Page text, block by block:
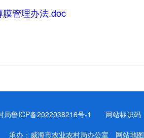
管理办法.doc
局鲁ICP备2022038216号-1
网站标识码
办：威海市农业农村局办公室 网站地图